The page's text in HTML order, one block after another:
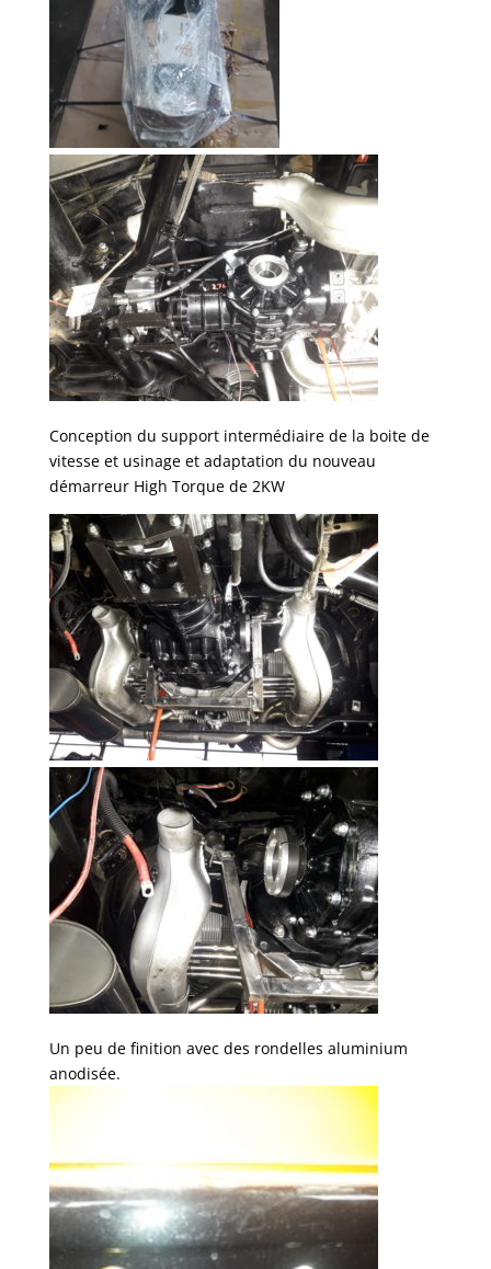
Conception du support intermédiaire de la boite de
vitesse et usinage et adaptation du nouveau
démarreur High Torque de 2KW
Un peu de finition avec des rondelles aluminium
anodisée.